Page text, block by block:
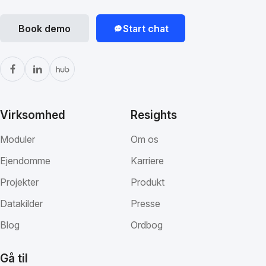
Book demo Start chat
Virksomhed
Moduler
Ejendomme
Projekter
Datakilder
Blog
Resights
Om os
Karriere
Produkt
Presse
Ordbog
Gå til